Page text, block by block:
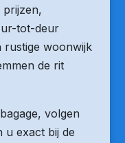
tot-deur
rustige woonwijk
de rit
volgen
u exact bij de